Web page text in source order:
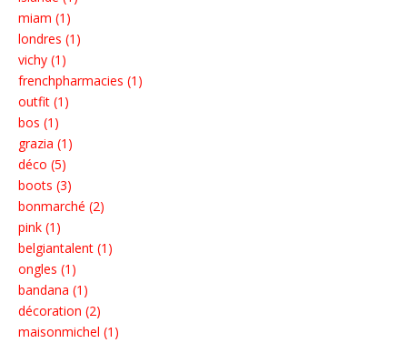
miam (1)
londres (1)
vichy (1)
frenchpharmacies (1)
outfit (1)
bos (1)
grazia (1)
déco (5)
boots (3)
bonmarché (2)
pink (1)
belgiantalent (1)
ongles (1)
bandana (1)
décoration (2)
maisonmichel (1)